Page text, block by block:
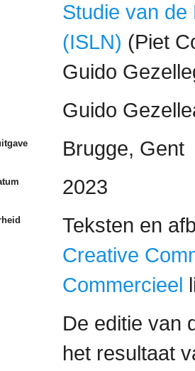
Studie van de
(ISLN) (Piet
Guido
Guido
Brugge, Gent
2023
Teksten en
Creative
Commercieel
De editie van
het resultaat